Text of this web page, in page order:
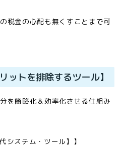
税金の心配も無くすことまで可
ットを排除するツール】
を簡略化＆効率化させる仕組み
ステム・ツール】】